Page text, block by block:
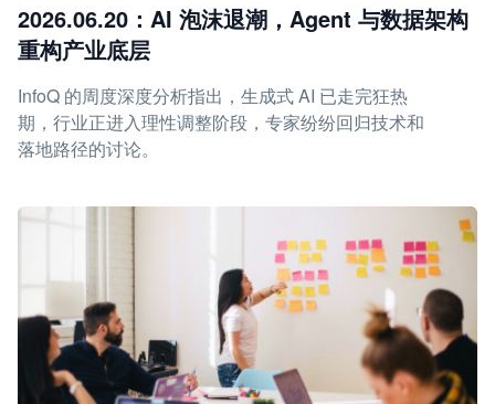
2026.06.20：AI 泡沫退潮，Agent 与数据架构
重构产业底层
InfoQ 的周度深度分析指出，生成式 AI 已走完狂热
期，行业正进入理性调整阶段，专家纷纷回归技术和
落地路径的讨论。